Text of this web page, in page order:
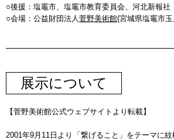
後援：塩竈市、塩竈市教育委員会、河北新報社
会場：公益財団法人菅野美術館(宮城県塩竈市
展示について
【菅野美術館公式ウェブサイトより転載】
2001年9月11日より「繋げること」をテーマに紋